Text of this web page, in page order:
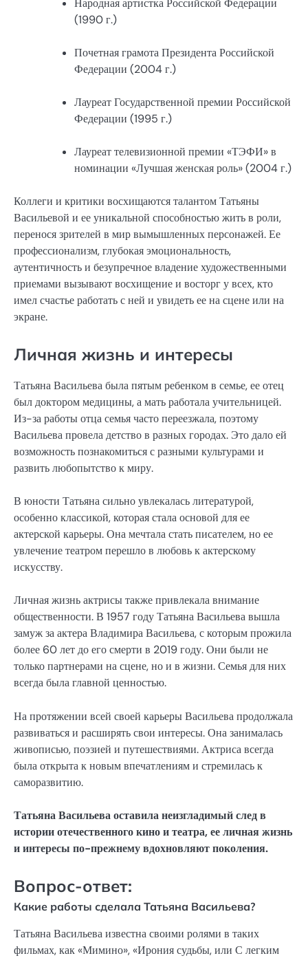
(1990 г.)
Почетная грамота Президента Российской
Федерации (2004 г.)
Лауреат Государственной премии Российской
Федерации (1995 г.)
Лауреат телевизионной премии «ТЭФИ» в
номинации «Лучшая женская роль» (2004 г.)
Коллеги и критики восхищаются талантом Татьяны
Васильевой и ее уникальной способностью жить в роли,
перенося зрителей в мир вымышленных персонажей. Ее
профессионализм, глубокая эмоциональность,
аутентичность и безупречное владение художественными
приемами вызывают восхищение и восторг у всех, кто
имел счастье работать с ней и увидеть ее на сцене или на
экране.
Личная жизнь и интересы
Татьяна Васильева была пятым ребенком в семье, ее отец
был доктором медицины, а мать работала учительницей.
Из-за работы отца семья часто переезжала, поэтому
Васильева провела детство в разных городах. Это дало ей
возможность познакомиться с разными культурами и
развить любопытство к миру.
В юности Татьяна сильно увлекалась литературой,
особенно классикой, которая стала основой для ее
актерской карьеры. Она мечтала стать писателем, но ее
увлечение театром перешло в любовь к актерскому
искусству.
Личная жизнь актрисы также привлекала внимание
общественности. В 1957 году Татьяна Васильева вышла
замуж за актера Владимира Васильева, с которым прожила
более 60 лет до его смерти в 2019 году. Они были не
только партнерами на сцене, но и в жизни. Семья для них
всегда была главной ценностью.
На протяжении всей своей карьеры Васильева продолжала
развиваться и расширять свои интересы. Она занималась
живописью, поэзией и путешествиями. Актриса всегда
была открыта к новым впечатлениям и стремилась к
саморазвитию.
Татьяна Васильева оставила неизгладимый след в
истории отечественного кино и театра, ее личная жизнь
и интересы по-прежнему вдохновляют поколения.
Вопрос-ответ:
Какие работы сделала Татьяна Васильева?
Татьяна Васильева известна своими ролями в таких
фильмах, как «Мимино», «Ирония судьбы, или С легким